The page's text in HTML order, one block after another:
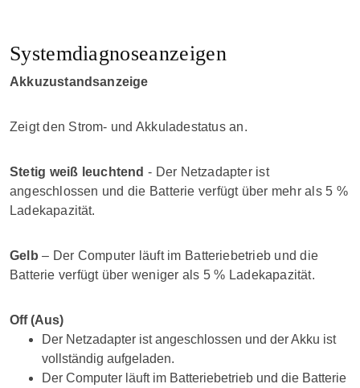
Systemdiagnoseanzeigen
Akkuzustandsanzeige
Zeigt den Strom- und Akkuladestatus an.
Stetig weiß leuchtend - Der Netzadapter ist
angeschlossen und die Batterie verfügt über mehr als 5 %
Ladekapazität.
Gelb – Der Computer läuft im Batteriebetrieb und die
Batterie verfügt über weniger als 5 % Ladekapazität.
Off (Aus)
Der Netzadapter ist angeschlossen und der Akku ist
vollständig aufgeladen.
Der Computer läuft im Batteriebetrieb und die Batterie